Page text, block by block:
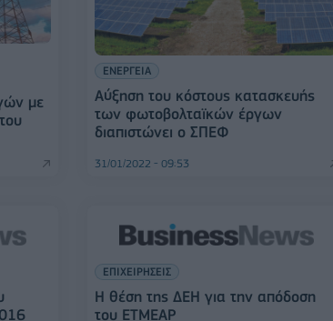
με
ΕΝΕΡΓΕΙΑ
Αύξηση του κόστους κατασκευής
των φωτοβολταϊκών έργων
διαπιστώνει ο ΣΠΕΦ
31/01/2022 - 09:53
ΕΠΙΧΕΙΡΗΣΕΙΣ
Η θέση της ΔΕΗ για την απόδοση
του ΕΤΜΕΑΡ